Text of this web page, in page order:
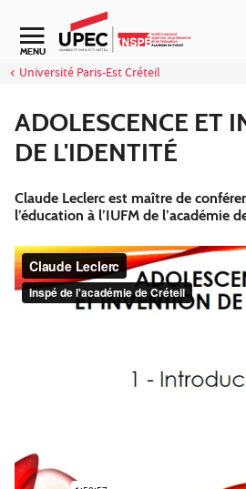
Aller au contenu
MENU
Université Paris-Est Créteil
ADOLESCENCE ET
DE L'IDENTITÉ
Claude Leclerc est maître de
l’éducation à l’IUFM de l’académie